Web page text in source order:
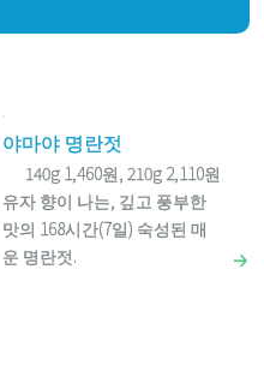
야마야 명란젓
140g 1,460원, 210g 2,110원
유자 향이 나는, 깊고 풍부한
맛의 168시간(7일) 숙성된 매
운 명란젓.